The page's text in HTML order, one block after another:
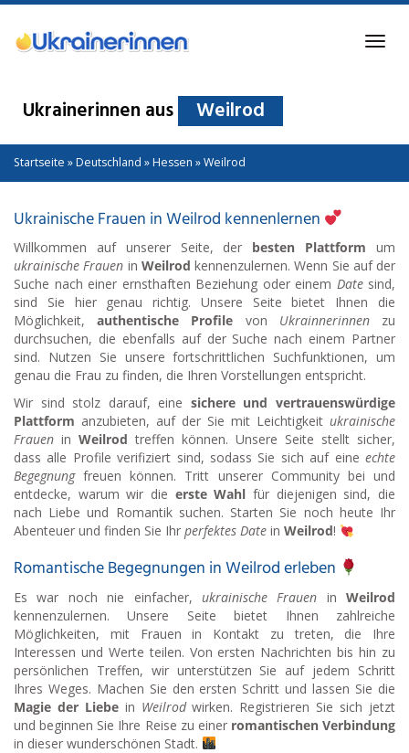
Skip
main
Ukrainerinnen aus Weilrod
Startseite »Deutschland »Hessen »Weilrod
Ukrainische Frauen in Weilrod kennenlernen
Willkommen auf unserer Seite, der besten Plattform um
ukrainische Frauen in Weilrod kennenzulernen. Wenn Sie auf der
Suche nach einer ernsthaften Beziehung oder einem Datesind,
sind Sie hier genau richtig. Unsere Seite bietet Ihnen die
Möglichkeit,authentische Profile von Ukrainnerinnenzu
durchsuchen, die ebenfalls auf der Suche nach einem Partner
sind. Nutzen Sie unsere fortschrittlichen Suchfunktionen, um
genau die Frau zu finden, die Ihren Vorstellungen entspricht.
Wir sind stolz darauf, eine sichere und vertrauenswürdige
Plattform anzubieten, auf der Sie mit Leichtigkeit ukrainische
Frauen in Weilrod treffen können. Unsere Seite stellt sicher,
dass alle Profile verifiziert sind, sodass Sie sich auf eine echte
Begegnungfreuen können. Tritt unserer Community bei und
entdecke, warum wir die erste Wahl für diejenigen sind, die
nach Liebe und Romantik suchen. Starten Sie noch heute Ihr
Abenteuer und finden Sie Ihr perfektes Date in Weilrod!
Romantische Begegnungen in Weilrod erleben
Es war noch nie einfacher, ukrainische Frauen in Weilrod
kennenzulernen. Unsere Seite bietet Ihnen zahlreiche
Möglichkeiten, mit Frauen in Kontakt zu treten, die Ihre
Interessen und Werte teilen. Von ersten Nachrichten bis hin zu
persönlichen Treffen, wir unterstützen Sie auf jedem Schritt
Ihres Weges. Machen Sie den ersten Schritt und lassen Sie die
Magie der Liebein Weilrodwirken. Registrieren Sie sich jetzt
und beginnen Sie Ihre Reise zu einer romantischen Verbindung
in dieser wunderschönen Stadt.